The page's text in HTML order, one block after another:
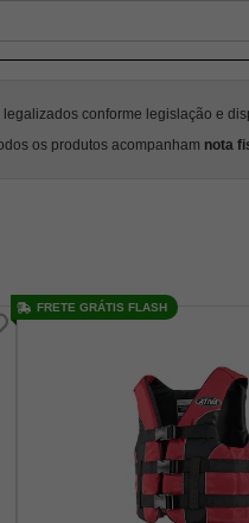
legalizados conforme legislação e
os produtos acompanham nota
FRETE GRÁTIS FLASH